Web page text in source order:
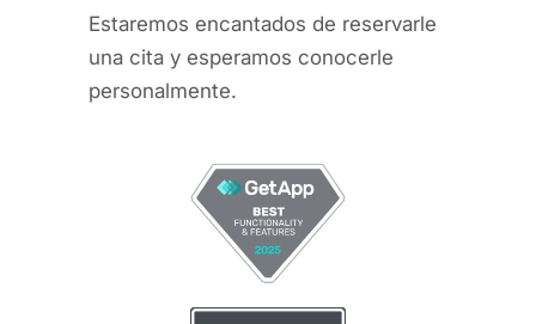
Estaremos encantados de reservarle
una cita y esperamos conocerle
personalmente.